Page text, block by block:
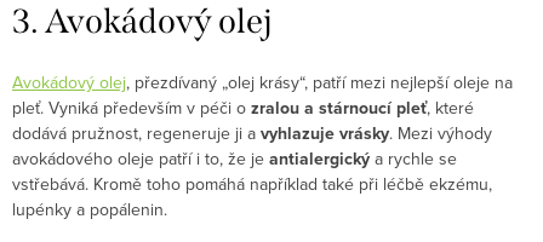
3. Avokádový olej
Avokádový olej, přezdívaný „olej krásy“, patří mezi nejlepší oleje na
pleť. Vyniká především v péči o zralou a stárnoucí pleť, které
dodává pružnost, regeneruje ji a vyhlazuje vrásky. Mezi výhody
avokádového oleje patří i to, že je antialergický a rychle se
vstřebává. Kromě toho pomáhá například také při léčbě ekzému,
lupénky a popálenin.